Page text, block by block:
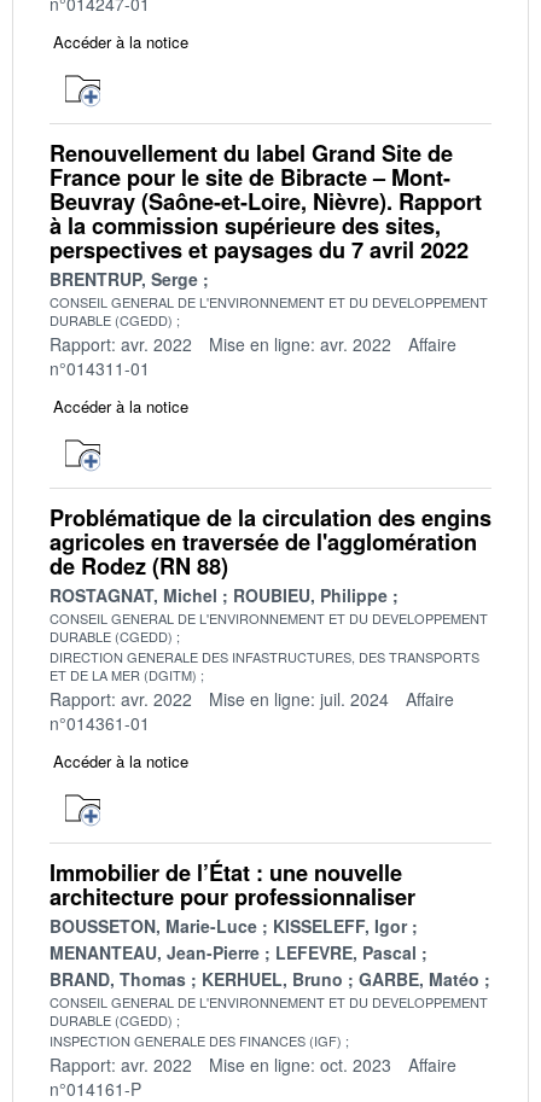
Accéder à la notice
Renouvellement du label Grand Site de
France pour le site de Bibracte – Mont-
Beuvray (Saône-et-Loire, Nièvre). Rapport
à la commission supérieure des sites,
perspectives et paysages du 7 avril 2022
BRENTRUP, Serge
CONSEIL GENERAL DE L'ENVIRONNEMENT ET DU DEVELOPPEMENT
DURABLE (CGEDD)
Rapport: avr. 2022 Mise en ligne: avr. 2022
Affaire
n°014311-01
Accéder à la notice
Problématique de la circulation des engins
agricoles en traversée de l'agglomération
de Rodez (RN 88)
ROSTAGNAT, Michel ROUBIEU, Philippe
CONSEIL GENERAL DE L'ENVIRONNEMENT ET DU DEVELOPPEMENT
DURABLE (CGEDD)
DIRECTION GENERALE DES INFASTRUCTURES, DES TRANSPORTS
ET DE LA MER (DGITM)
Rapport: avr. 2022 Mise en ligne: juil. 2024
Affaire
n°014361-01
Accéder à la notice
Immobilier de l’État : une nouvelle
architecture pour professionnaliser
BOUSSETON, Marie-Luce
KISSELEFF, Igor
MENANTEAU, Jean-Pierre
LEFEVRE, Pascal
BRAND, Thomas
KERHUEL, Bruno GARBE, Matéo
CONSEIL GENERAL DE L'ENVIRONNEMENT ET DU DEVELOPPEMENT
DURABLE (CGEDD)
INSPECTION GENERALE DES FINANCES (IGF)
Rapport: avr. 2022 Mise en ligne: oct. 2023
Affaire
n°014161-P